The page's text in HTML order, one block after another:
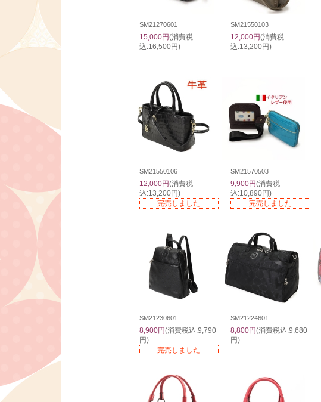
SM21270601
15,000円(消費税
込:16,500円)
SM21550103
12,000円(消費税
込:13,200円)
SM21550106
12,000円(消費税
込:13,200円)
完売しました
SM21570503
9,900円(消費税
込:10,890円)
完売しました
SM21230601
8,900円(消費税込:9,790
円)
完売しました
SM21224601
8,800円(消費税込:9,680
円)